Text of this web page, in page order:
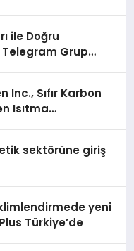
ile Doğru
Telegram Grup
Inc., Sıfır Karbon
Isıtma
sektörüne giriş
yeni
Türkiye’de